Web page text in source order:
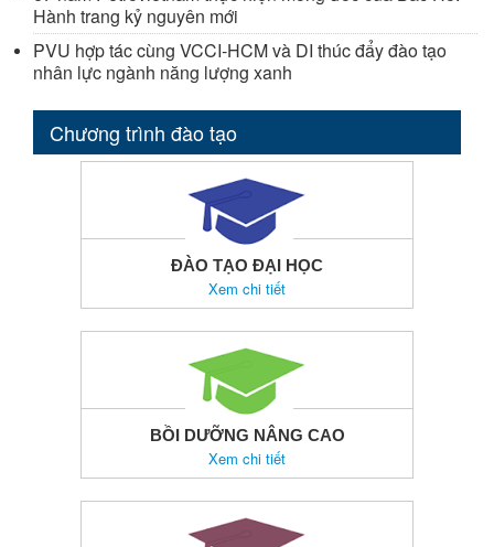
Hành trang kỷ nguyên mới
PVU hợp tác cùng VCCI-HCM và DI thúc đẩy đào tạo
nhân lực ngành năng lượng xanh
Chương trình đào tạo
ĐÀO TẠO ĐẠI HỌC
Xem chi tiết
BỒI DƯỠNG NÂNG CAO
Xem chi tiết